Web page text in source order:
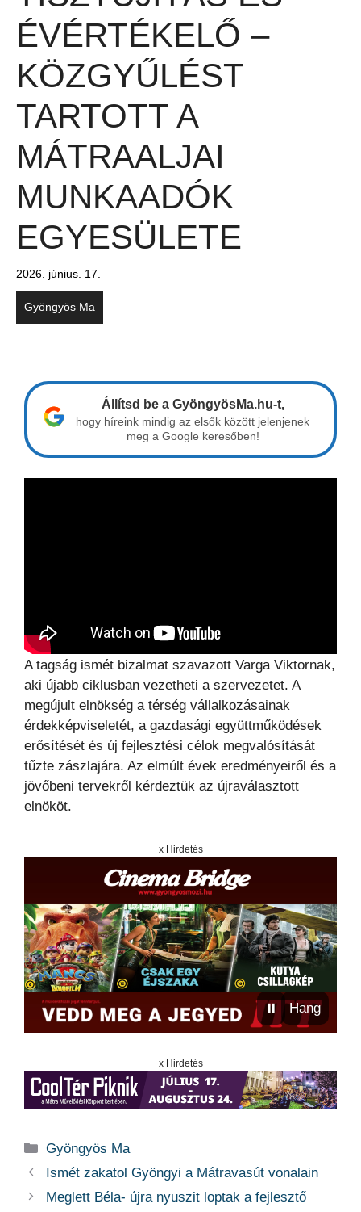
ÉVÉRTÉKELŐ –
KÖZGYŰLÉST
TARTOTT A
MÁTRAALJAI
MUNKAADÓK
EGYESÜLETE
2026. június. 17.
Gyöngyös Ma
Állítsd be a GyöngyösMa.hu-t,
hogy híreink mindig az elsők között jelenjenek
meg a Google keresőben!
A tagság ismét bizalmat szavazott Varga Viktornak,
aki újabb ciklusban vezetheti a szervezetet. A
megújult elnökség a térség vállalkozásainak
érdekképviseletét, a gazdasági együttműködések
erősítését és új fejlesztési célok megvalósítását
tűzte zászlajára. Az elmúlt évek eredményeiről és a
jövőbeni tervekről kérdeztük az újraválasztott
elnököt.
x Hirdetés
⏸ Hang
x Hirdetés
Kategória
Gyöngyös Ma
Ismét zakatol Gyöngyi a Mátravasút vonalain
Meglett Béla- újra nyuszit loptak a fejlesztő